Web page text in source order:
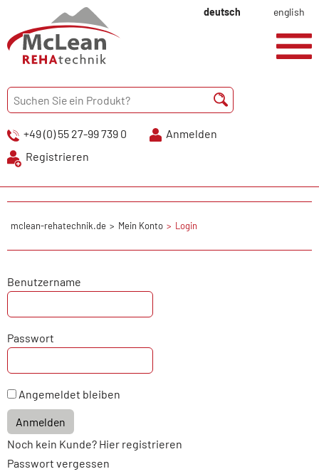
deutsch english
+49 (0) 55 27-99 739 0
Anmelden
Registrieren
mclean-rehatechnik.de Mein Konto Login
Benutzername
Passwort
Angemeldet bleiben
Anmelden
Noch kein Kunde? Hier registrieren
Passwort vergessen